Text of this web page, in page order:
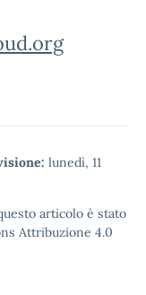
lunedì, 11
articolo è stato
Attribuzione 4.0